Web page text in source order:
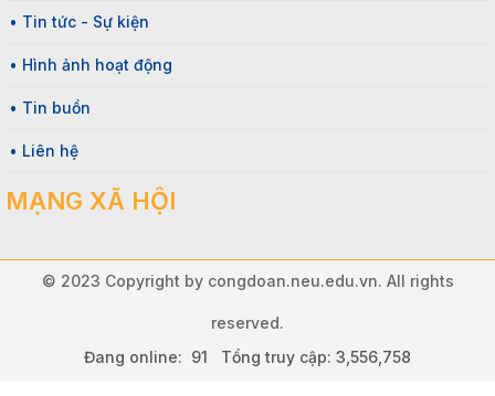
• Tin tức - Sự kiện
• Hình ảnh hoạt động
• Tin buồn
• Liên hệ
MẠNG XÃ HỘI
© 2023 Copyright by congdoan.neu.edu.vn. All rights
reserved.
Đang online: 91 Tổng truy cập: 3,556,758